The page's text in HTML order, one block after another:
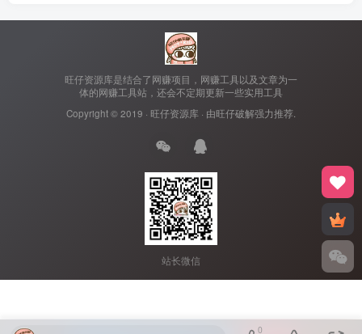
旺仔资源库是结合了网赚项目，网赚工具以及文章为一
体的网赚工具站，还会不定期更新一些实用工具
Copyright © 2019 · 旺仔资源库 · 由旺仔破解强力推荐.
站长微信
0